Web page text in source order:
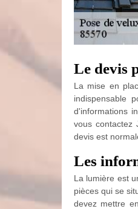
Le devis
La mise en
indispensable
d'informations
vous contactez
devis est
Les
La lumière est
pièces qui se
devez mettre